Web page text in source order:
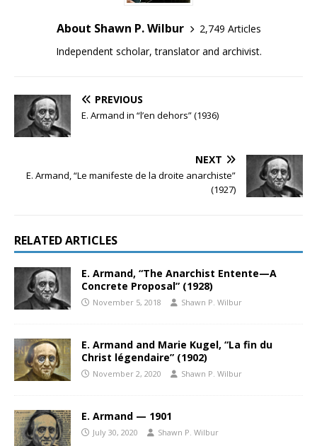
About Shawn P. Wilbur
2,749 Articles
Independent scholar, translator and archivist.
PREVIOUS
E. Armand in “l’en dehors” (1936)
NEXT
E. Armand, “Le manifeste de la droite anarchiste”
(1927)
RELATED ARTICLES
E. Armand, “The Anarchist Entente—A
Concrete Proposal” (1928)
November 5, 2018 Shawn P. Wilbur
E. Armand and Marie Kugel, “La fin du
Christ légendaire” (1902)
November 2, 2020 Shawn P. Wilbur
E. Armand — 1901
July 30, 2020 Shawn P. Wilbur